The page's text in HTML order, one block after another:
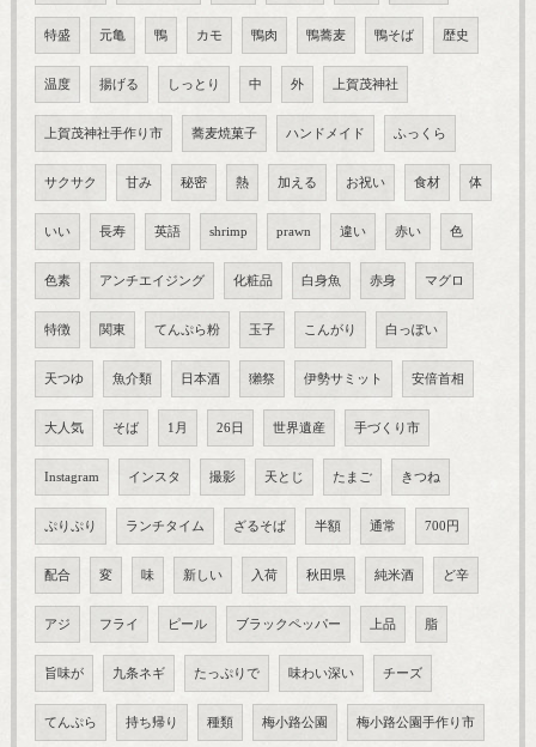
特盛 元亀 鴨 カモ 鴨肉 鴨蕎麦 鴨そば 歴史
温度 揚げる しっとり 中 外 上賀茂神社
上賀茂神社手作り市 蕎麦焼菓子 ハンドメイド ふっくら
サクサク 甘み 秘密 熱 加える お祝い 食材 体
いい 長寿 英語 shrimp prawn 違い 赤い 色
色素 アンチエイジング 化粧品 白身魚 赤身 マグロ
特徴 関東 てんぷら粉 玉子 こんがり 白っぽい
天つゆ 魚介類 日本酒 獺祭 伊勢サミット 安倍首相
大人気 そば 1月 26日 世界遺産 手づくり市
Instagram インスタ 撮影 天とじ たまご きつね
ぷりぷり ランチタイム ざるそば 半額 通常 700円
配合 変 味 新しい 入荷 秋田県 純米酒 ど辛
アジ フライ ピール ブラックペッパー 上品 脂
旨味が 九条ネギ たっぷりで 味わい深い チーズ
てんぷら 持ち帰り 種類 梅小路公園 梅小路公園手作り市